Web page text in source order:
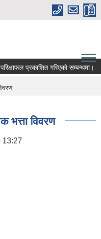
प्रकाशित गरिएको सम्बन्धमा।
भत्ता विवरण
13:27